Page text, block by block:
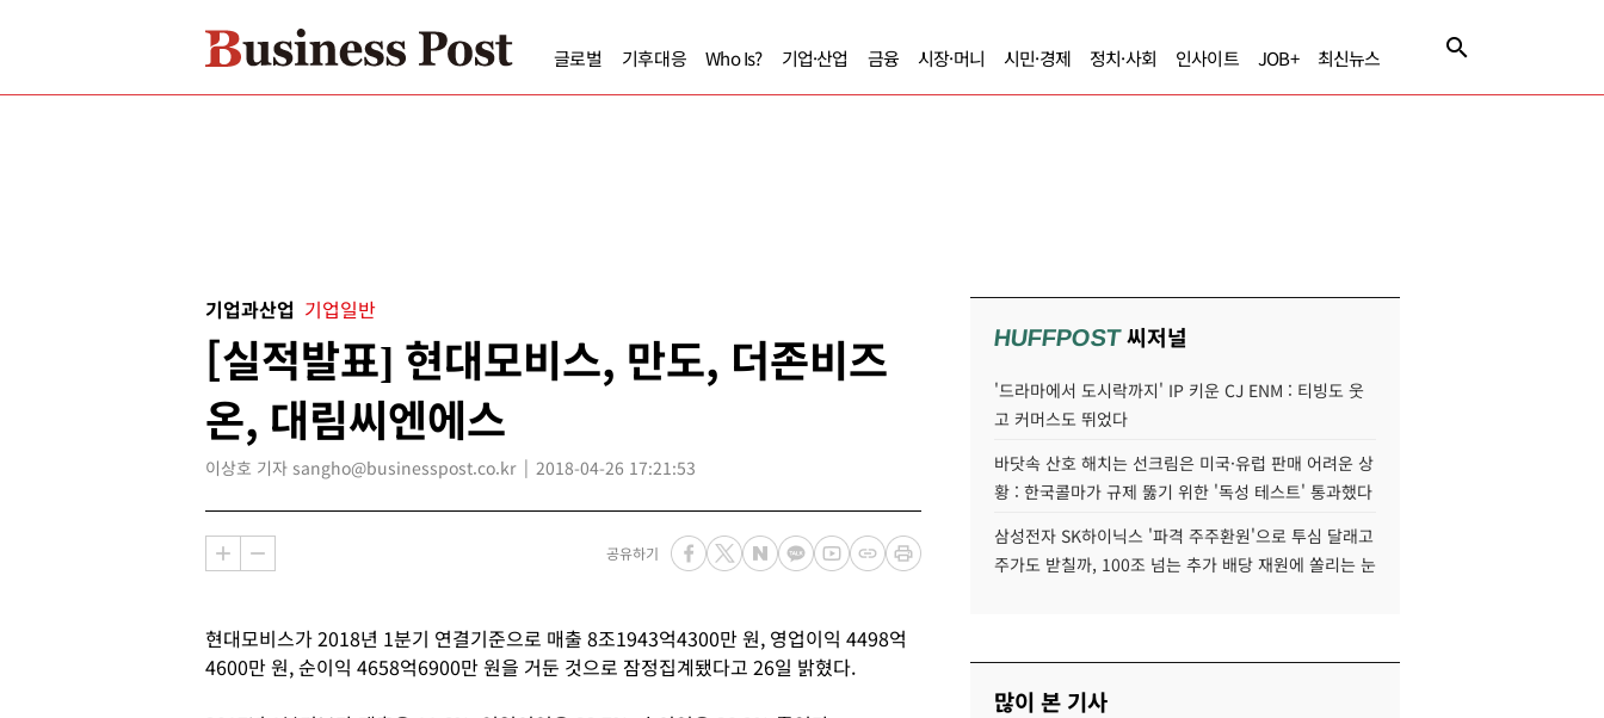
글로벌 기후대응 Who Is? 기업·산업 금융 시장·머니 시민·경제 정치·사회 인사이트 JOB+ 최신뉴스
기업과산업 기업일반
[실적발표] 현대모비스, 만도, 더존비즈
온, 대림씨엔에스
이상호 기자 sangho@businesspost.co.kr 2018-04-26 17:21:53
공유하기
현대모비스가 2018년 1분기 연결기준으로 매출 8조1943억4300만 원, 영업이익 4498억
4600만 원, 순이익 4658억6900만 원을 거둔 것으로 잠정집계됐다고 26일 밝혔다.
HUFFPOST씨저널
'드라마에서 도시락까지' IP 키운 CJ ENM : 티빙도 웃
고 커머스도 뛰었다
바닷속 산호 해치는 선크림은 미국·유럽 판매 어려운 상
황 : 한국콜마가 규제 뚫기 위한 '독성 테스트' 통과했다
삼성전자 SK하이닉스 '파격 주주환원'으로 투심 달래고
주가도 받칠까, 100조 넘는 추가 배당 재원에 쏠리는 눈
많이 본 기사